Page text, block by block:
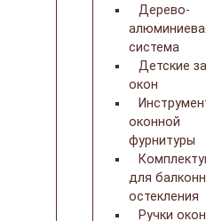
Дерево-
система
Детские
окон
оконной
фурнитуры
для
остекления
Ручки